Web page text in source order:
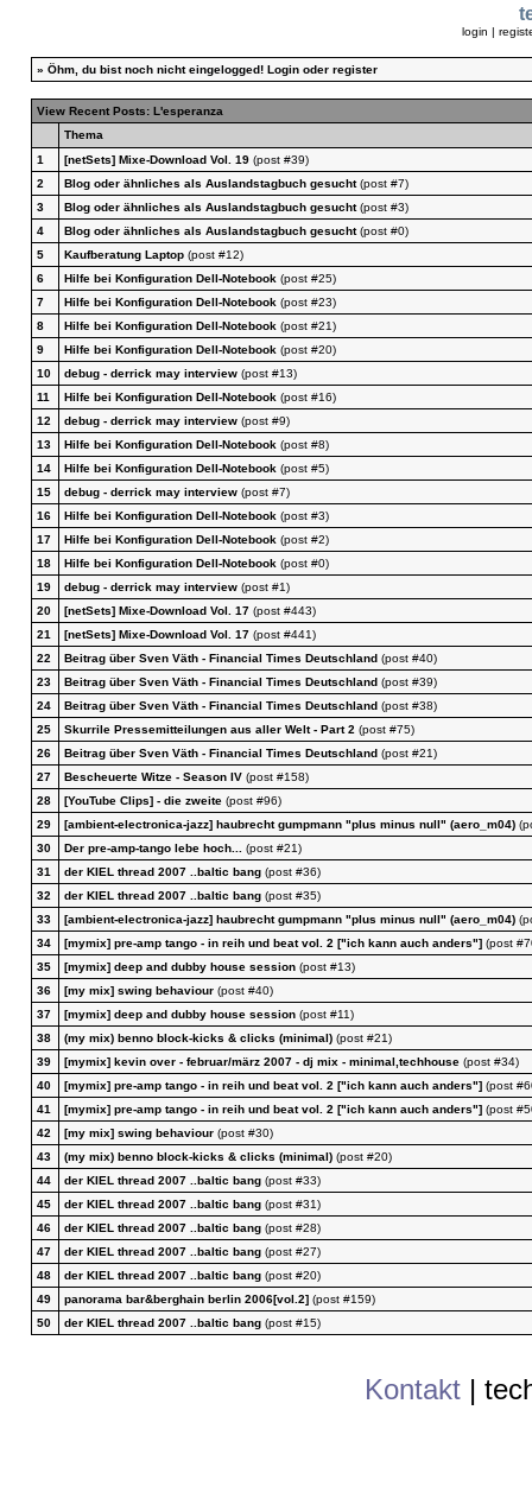
login |
» Öhm, du bist noch nicht eingelogged! Loginoder register
View Recent Posts: L'esperanza
Thema
1
[netSets] Mixe-Download Vol. 19(post #39)
2
Blog oder ähnliches als Auslandstagbuch gesucht(post #7)
3
Blog oder ähnliches als Auslandstagbuch gesucht(post #3)
4
Blog oder ähnliches als Auslandstagbuch gesucht(post #0)
5
Kaufberatung Laptop(post #12)
6
Hilfe bei Konfiguration Dell-Notebook(post #25)
7
Hilfe bei Konfiguration Dell-Notebook(post #23)
8
Hilfe bei Konfiguration Dell-Notebook(post #21)
9
Hilfe bei Konfiguration Dell-Notebook(post #20)
10
debug - derrick may interview(post #13)
11
Hilfe bei Konfiguration Dell-Notebook(post #16)
12
debug - derrick may interview(post #9)
13
Hilfe bei Konfiguration Dell-Notebook(post #8)
14
Hilfe bei Konfiguration Dell-Notebook(post #5)
15
debug - derrick may interview(post #7)
16
Hilfe bei Konfiguration Dell-Notebook(post #3)
17
Hilfe bei Konfiguration Dell-Notebook(post #2)
18
Hilfe bei Konfiguration Dell-Notebook(post #0)
19
debug - derrick may interview(post #1)
20
[netSets] Mixe-Download Vol. 17(post #443)
21
[netSets] Mixe-Download Vol. 17(post #441)
22
Beitrag über Sven Väth - Financial Times Deutschland(post #40)
23
Beitrag über Sven Väth - Financial Times Deutschland(post #39)
24
Beitrag über Sven Väth - Financial Times Deutschland(post #38)
25
Skurrile Pressemitteilungen aus aller Welt - Part 2 (post #75)
26
Beitrag über Sven Väth - Financial Times Deutschland(post #21)
27
Bescheuerte Witze - Season IV(post #158)
28
[YouTube Clips] - die zweite(post #96)
29
[ambient-electronica-jazz] haubrecht gumpmann "plus minus null" (aero_m04)
30
Der pre-amp-tango lebe hoch...
(post #21)
31
der KIEL thread 2007 ..baltic bang(post #36)
32
der KIEL thread 2007 ..baltic bang(post #35)
33
[ambient-electronica-jazz] haubrecht gumpmann "plus minus null" (aero_m04)
34
[mymix] pre-amp tango - in reih und beat vol. 2 ["ich kann auch anders"](post
35
[mymix] deep and dubby house session(post #13)
36
[my mix] swing behaviour(post #40)
37
[mymix] deep and dubby house session(post #11)
38
(my mix) benno block-kicks & clicks (minimal)(post #21)
39
[mymix] kevin over - februar/märz 2007 - dj mix - minimal,techhouse(post #34)
40
[mymix] pre-amp tango - in reih und beat vol. 2 ["ich kann auch anders"](post
41
[mymix] pre-amp tango - in reih und beat vol. 2 ["ich kann auch anders"](post
42
[my mix] swing behaviour(post #30)
43
(my mix) benno block-kicks & clicks (minimal)(post #20)
44
der KIEL thread 2007 ..baltic bang(post #33)
45
der KIEL thread 2007 ..baltic bang(post #31)
46
der KIEL thread 2007 ..baltic bang(post #28)
47
der KIEL thread 2007 ..baltic bang(post #27)
48
der KIEL thread 2007 ..baltic bang(post #20)
49
panorama bar&berghain berlin 2006[vol.2](post #159)
50
der KIEL thread 2007 ..baltic bang(post #15)
Kontakt |